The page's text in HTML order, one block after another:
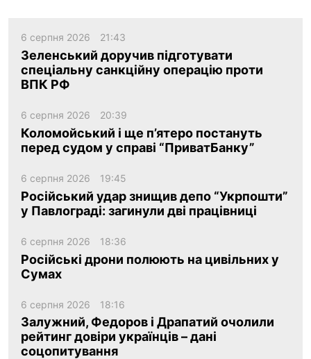
6 серпня 2026 21:43
Зеленський доручив підготувати
спеціальну санкційну операцію проти
ВПК РФ
6 серпня 2026 20:39
Коломойський і ще п’ятеро постануть
перед судом у справі “ПриватБанку”
6 серпня 2026 19:45
Російський удар знищив депо “Укрпошти”
у Павлограді: загинули дві працівниці
6 серпня 2026 18:36
Російські дрони полюють на цивільних у
Сумах
6 серпня 2026 18:16
Залужний, Федоров і Драпатий очолили
рейтинг довіри українців – дані
соцопитування